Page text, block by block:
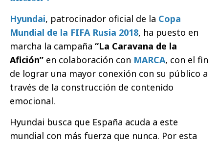
Hyundai, patrocinador oficial de la Copa
Mundial de la FIFA Rusia 2018, ha puesto en
marcha la campaña “La Caravana de la
Afición” en colaboración con MARCA, con el fin
de lograr una mayor conexión con su público a
través de la construcción de contenido
emocional.
Hyundai busca que España acuda a este
mundial con más fuerza que nunca. Por esta